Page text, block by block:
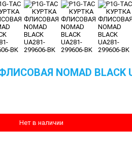
NOMAD BLACK
Нет в наличии